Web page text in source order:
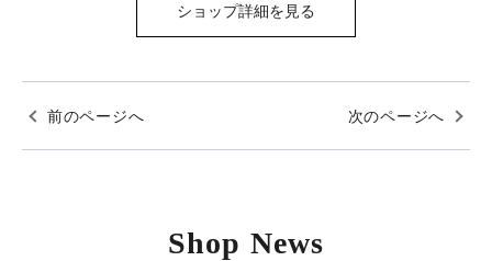
ショップ詳細を見る
前のページへ 次のページへ
Shop News